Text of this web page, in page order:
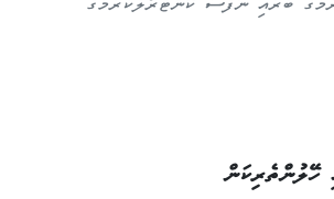
ބާރާއި ނަފްސު ކޮންޓްރޯލްކުރުމުގެ
ހޭލުންތެރިކަން